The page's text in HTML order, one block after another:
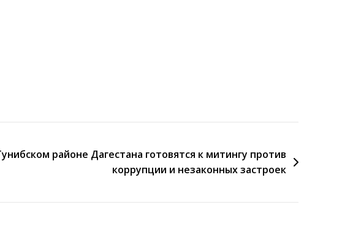
районе Дагестана готовятся к митингу против
коррупции и незаконных застроек